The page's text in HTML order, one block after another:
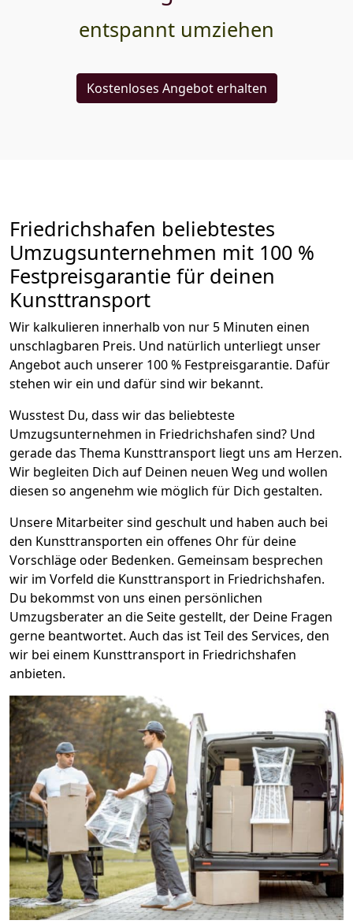
entspannt umziehen
Kostenloses Angebot erhalten
Friedrichshafen beliebtestes
Umzugsunternehmen mit 100 %
Festpreisgarantie für deinen
Kunsttransport
Wir kalkulieren innerhalb von nur 5 Minuten einen
unschlagbaren Preis. Und natürlich unterliegt unser
Angebot auch unserer 100 % Festpreisgarantie. Dafür
stehen wir ein und dafür sind wir bekannt.
Wusstest Du, dass wir das beliebteste
Umzugsunternehmen in Friedrichshafen sind? Und
gerade das Thema Kunsttransport liegt uns am Herzen.
Wir begleiten Dich auf Deinen neuen Weg und wollen
diesen so angenehm wie möglich für Dich gestalten.
Unsere Mitarbeiter sind geschult und haben auch bei
den Kunsttransporten ein offenes Ohr für deine
Vorschläge oder Bedenken. Gemeinsam besprechen
wir im Vorfeld die Kunsttransport in Friedrichshafen.
Du bekommst von uns einen persönlichen
Umzugsberater an die Seite gestellt, der Deine Fragen
gerne beantwortet. Auch das ist Teil des Services, den
wir bei einem Kunsttransport in Friedrichshafen
anbieten.